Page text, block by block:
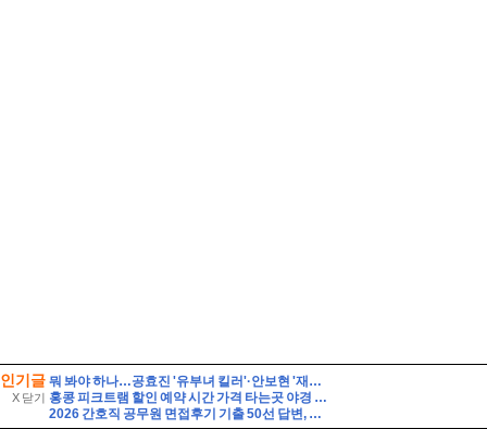
인기글
X 닫기
뭐 봐야 하나…공효진 '유부녀 킬러'·안보현 '재벌X형사2', 동시간대 맞붙
홍콩 피크트램 할인 예약 시간 가격 타는곳 야경 자리 꿀팁
2026 간호직 공무원 면접후기 기출 50선 답변, 실제 면접 8인의 후기 - 해피썸